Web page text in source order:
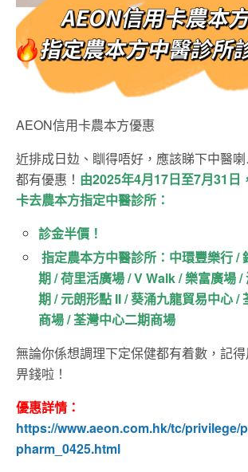
AEON信用卡農本方優惠
近排成日攰、瞓得唔好，應該睇下中醫
都有優惠！ 由2025年4月17日至7月31 日，
卡去農本方指定中醫診所 ：
診金半價！
指定農本方中醫診所：中環豐樂行 /
期 / 荷里活廣場 / V Walk / 樂富廣場 /
期 / 元朗形點 II / 葵涌九龍貿易中心 /
商場 / 荃灣中心二期商場
無論你係想調理下定保健都有着數，記
畀錢啦！
優惠詳情：
https://www.aeon.com.hk/tc/privilege/
pharm_0425.html